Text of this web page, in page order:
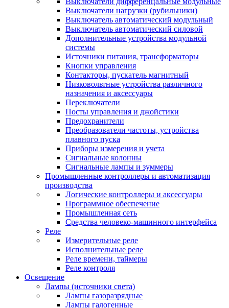
Выключатели нагрузки (рубильники)
Выключатель автоматический модульный
Выключатель автоматический силовой
Дополнительные устройства модульной
системы
Источники питания, трансформаторы
Кнопки управления
Контакторы, пускатель магнитный
Низковольтные устройства различного
назначения и аксессуары
Переключатели
Посты управления и джойстики
Предохранители
Преобразователи частоты, устройства
плавного пуска
Приборы измерения и учета
Сигнальные колонны
Сигнальные лампы и зуммеры
Промышленные контроллеры и автоматизация
производства
Логические контроллеры и аксессуары
Программное обеспечение
Промышленная сеть
Средства человеко-машинного интерфейса
Реле
Измерительные реле
Исполнительные реле
Реле времени, таймеры
Реле контроля
Освещение
Лампы (источники света)
Лампы газоразрядные
Лампы галогенные